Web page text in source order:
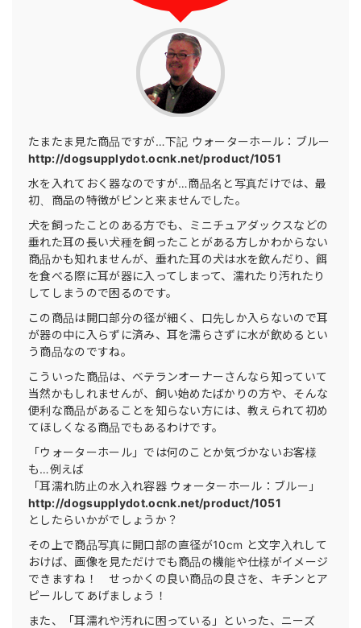
たまたま見た商品ですが…下記 ウォーターホール：ブルー
http://dogsupplydot.ocnk.net/product/1051
水を入れておく器なのですが…商品名と写真だけでは、最
初、商品の特徴がピンと来ませんでした。
犬を飼ったことのある方でも、ミニチュアダックスなどの
垂れた耳の長い犬種を飼ったことがある方しかわからない
商品かも知れませんが、垂れた耳の犬は水を飲んだり、餌
を食べる際に耳が器に入ってしまって、濡れたり汚れたり
してしまうので困るのです。
この商品は開口部分の径が細く、口先しか入らないので耳
が器の中に入らずに済み、耳を濡らさずに水が飲めるとい
う商品なのですね。
こういった商品は、ベテランオーナーさんなら知っていて
当然かもしれませんが、飼い始めたばかりの方や、そんな
便利な商品があることを知らない方には、教えられて初め
てほしくなる商品でもあるわけです。
「ウォーターホール」では何のことか気づかないお客様
も…例えば
「耳濡れ防止の水入れ容器 ウォーターホール：ブルー」
http://dogsupplydot.ocnk.net/product/1051
としたらいかがでしょうか？
その上で商品写真に開口部の直径が10cm と文字入れして
おけば、画像を見ただけでも商品の機能や仕様がイメージ
できますね！ せっかくの良い商品の良さを、キチンとア
ピールしてあげましょう！
また、「耳濡れや汚れに困っている」といった、ニーズ